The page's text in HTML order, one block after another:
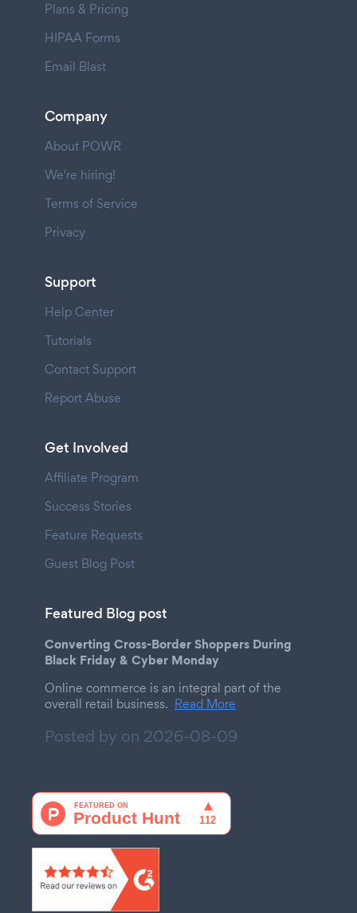
Plans & Pricing
HIPAA Forms
Email Blast
Company
About POWR
We're hiring!
Terms of Service
Privacy
Support
Help Center
Tutorials
Contact Support
Report Abuse
Get Involved
Affiliate Program
Success Stories
Feature Requests
Guest Blog Post
Featured Blog post
Converting Cross-Border Shoppers During
Black Friday & Cyber Monday
Online commerce is an integral part of the
overall retail business. Read More
Posted by on 2026-08-09